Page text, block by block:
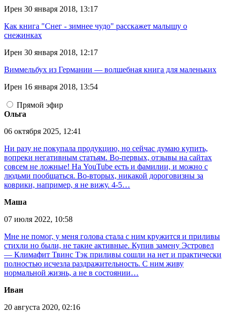
Ирен 30 января 2018, 13:17
Как книга "Снег - зимнее чудо" расскажет малышу о
снежинках
Ирен 30 января 2018, 12:17
Виммельбух из Германии — волшебная книга для маленьких
Ирен 16 января 2018, 13:54
Прямой эфир
Ольга
06 октября 2025, 12:41
Ни разу не покупала продукцию, но сейчас думаю купить,
вопреки негативным статьям. Во-первых, отзывы на сайтах
совсем не ложные! На YouTube есть и фамилии, и можно с
людьми пообщаться. Во-вторых, никакой дороговизны за
коврики, например, я не вижу. 4-5…
Маша
07 июля 2022, 10:58
Мне не помог, у меня голова стала с ним кружится и приливы
стихли но были, не такие активные. Купив замену Эстровел
— Климафит Твинс Тэк приливы сошли на нет и практически
полностью исчезла раздражительность. С ним живу
нормальной жизнь, а не в состоянии…
Иван
20 августа 2020, 02:16